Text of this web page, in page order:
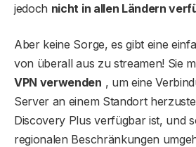
jedoch nicht in allen Ländern
Aber keine Sorge, es gibt eine
von überall aus zu streamen! Sie
VPN verwenden , um eine
Server an einem Standort
Discovery Plus verfügbar ist, und
regionalen Beschränkungen